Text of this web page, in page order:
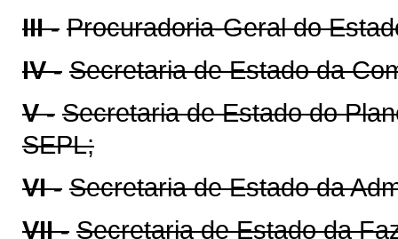
III - Procuradoria-Geral do
IV - Secretaria de Estado da
V - Secretaria de Estado do
SEPL;
VI - Secretaria de Estado da
VII - Secretaria de Estado da